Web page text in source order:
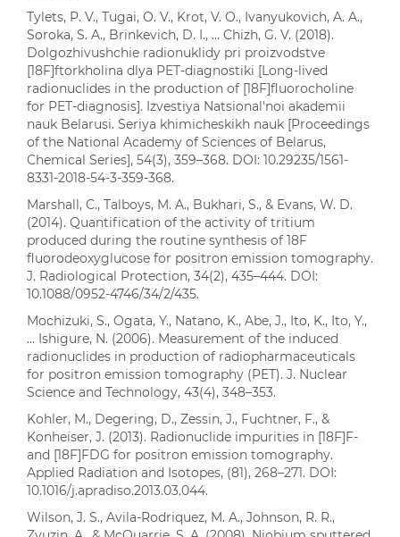
Tylets, P. V., Tugai, O. V., Krot, V. O., Ivanyukovich, A. A.,
Soroka, S. A., Brinkevich, D. I., … Chizh, G. V. (2018).
Dolgozhivushchie radionuklidy pri proizvodstve
[18F]ftorkholina dlya PET-diagnostiki [Long-lived
radionuclides in the production of [18F]fluorocholine
for PET-diagnosis]. Izvestiya Natsional'noi akademii
nauk Belarusi. Seriya khimicheskikh nauk [Proceedings
of the National Academy of Sciences of Belarus,
Chemical Series], 54(3), 359–368. DOI: 10.29235/1561-
8331-2018-54-3-359-368.
Marshall, C., Talboys, M. A., Bukhari, S., & Evans, W. D.
(2014). Quantification of the activity of tritium
produced during the routine synthesis of 18F
fluorodeoxyglucose for positron emission tomography.
J. Radiological Protection, 34(2), 435–444. DOI:
10.1088/0952-4746/34/2/435.
Mochizuki, S., Ogata, Y., Natano, K., Abe, J., Ito, K., Ito, Y.,
… Ishigure, N. (2006). Measurement of the induced
radionuclides in production of radiopharmaceuticals
for positron emission tomography (PET). J. Nuclear
Science and Technology, 43(4), 348–353.
Kohler, M., Degering, D., Zessin, J., Fuchtner, F., &
Konheiser, J. (2013). Radionuclide impurities in [18F]F-
and [18F]FDG for positron emission tomography.
Applied Radiation and Isotopes, (81), 268–271. DOI:
10.1016/j.apradiso.2013.03.044.
Wilson, J. S., Avila-Rodriquez, M. A., Johnson, R. R.,